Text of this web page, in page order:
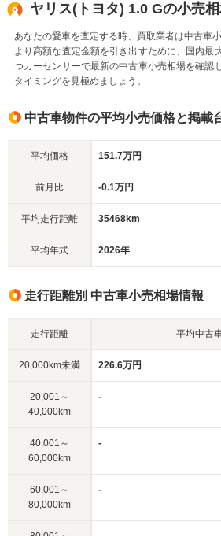
ヤリス(トヨタ) 1.0 Gの小売
あなたの愛車を査定する時、買取業者は中古車
より高額な査定金額を引き出すために、国内最
つカーセンサーで最新の中古車小売相場を確認
タイミングを見極めましょう。
中古車物件の平均小売価格と掲載
平均価格 151.7万円
前月比 -0.1万円
平均走行距離 35468km
平均年式 2026年
走行距離別 中古車小売相場情報
走行距離 平均中古
20,000km未満 226.6万円
20,001～
40,000km
-
40,001～
60,000km
-
60,001～
80,000km
-